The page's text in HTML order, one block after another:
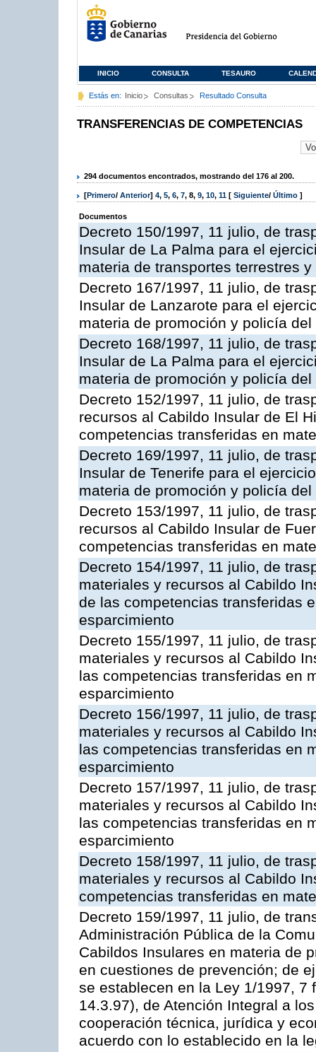
INICIO CONSULTA TESAURO
Estás en: Inicio Consultas Resultado Consulta
TRANSFERENCIAS DE COMPETENCIAS
294 documentos encontrados, mostrando del 176 al 200.
[Primero/ Anterior] 4, 5, 6, 7, 8, 9, 10, 11 [ Siguiente/ Último ]
Documentos
Decreto 150/1997, 11 julio, de
Insular de La Palma para el
materia de transportes terrestres
Decreto 167/1997, 11 julio, de
Insular de Lanzarote para el
materia de promoción y policía
Decreto 168/1997, 11 julio, de
Insular de La Palma para el
materia de promoción y policía
Decreto 152/1997, 11 julio, de
recursos al Cabildo Insular de El
competencias transferidas en
Decreto 169/1997, 11 julio, de
Insular de Tenerife para el
materia de promoción y policía
Decreto 153/1997, 11 julio, de
recursos al Cabildo Insular de
competencias transferidas en
Decreto 154/1997, 11 julio, de
materiales y recursos al Cabildo
de las competencias transferidas
esparcimiento
Decreto 155/1997, 11 julio, de
materiales y recursos al Cabildo
las competencias transferidas en
esparcimiento
Decreto 156/1997, 11 julio, de
materiales y recursos al Cabildo
las competencias transferidas en
esparcimiento
Decreto 157/1997, 11 julio, de
materiales y recursos al Cabildo
las competencias transferidas en
esparcimiento
Decreto 158/1997, 11 julio, de
materiales y recursos al Cabildo
competencias transferidas en
Decreto 159/1997, 11 julio, de
Administración Pública de la
Cabildos Insulares en materia de
en cuestiones de prevención; de
se establecen en la Ley 1/1997, 7
14.3.97), de Atención Integral a
cooperación técnica, jurídica y
acuerdo con lo establecido en la